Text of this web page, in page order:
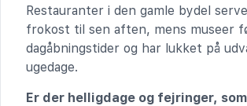
Restauranter i den gamle bydel
frokost til sen aften, mens museer
dagåbningstider og har lukket på
ugedage.
Er der helligdage og fejringer,